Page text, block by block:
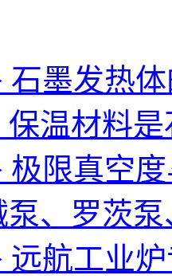
石墨发热
温材料
极限真空
泵、罗茨
远航工业